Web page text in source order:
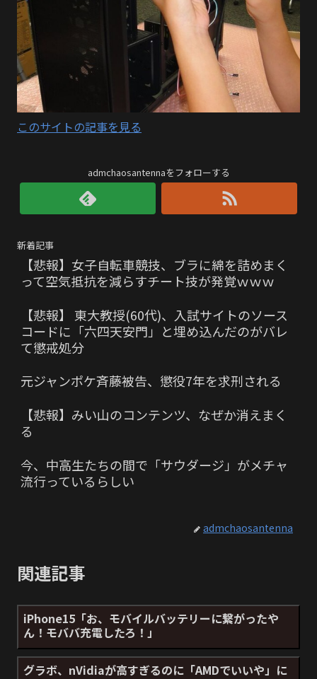
このサイトの記事を見る
admchaosantennaをフォローする
新着記事
【悲報】女子自転車競技、ブラに綿を詰めまく
って空気抵抗を減らすチート技が発覚ｗｗｗ
【悲報】 東大教授(60代)、入試サイトのソース
コードに「六四天安門」と埋め込んだのがバレ
て懲戒処分
元ジャンポケ斉藤被告、懲役7年を求刑される
【悲報】みい山のコンテンツ、なぜか消えまく
る
今、中高生たちの間で「サウダージ」がメチャ
流行っているらしい
admchaosantenna
関連記事
iPhone15「お、モバイルバッテリーに繋がったや
ん！モババ充電したろ！」
グラボ、nVidiaが高すぎるのに「AMDでいいや」に